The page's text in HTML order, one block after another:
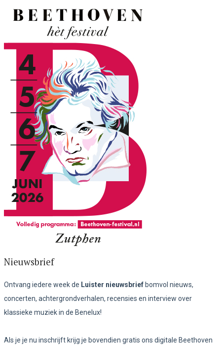
Nieuwsbrief
Ontvang iedere week de Luister nieuwsbrief bomvol nieuws,
concerten, achtergrondverhalen, recensies en interview over
klassieke muziek in de Benelux!
Als je je nu inschrijft krijg je bovendien gratis ons digitale Beethoven